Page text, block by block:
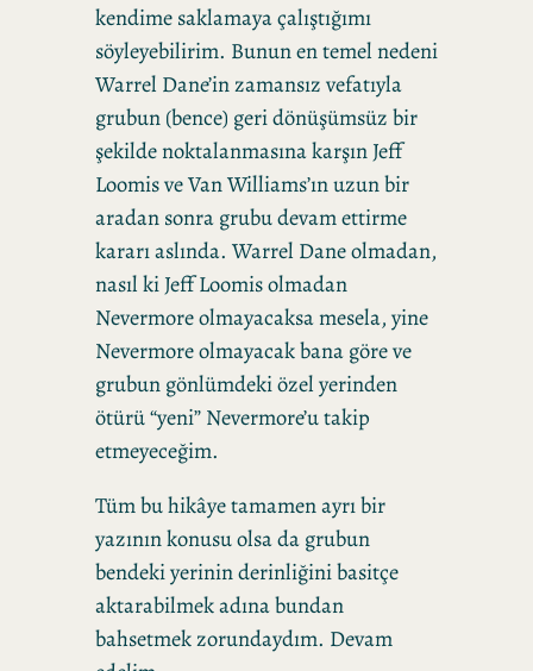
kendime saklamaya çalıştığımı
söyleyebilirim. Bunun en temel nedeni
Warrel Dane’in zamansız vefatıyla
grubun (bence) geri dönüşümsüz bir
şekilde noktalanmasına karşın Jeff
Loomis ve Van Williams’ın uzun bir
aradan sonra grubu devam ettirme
kararı aslında. Warrel Dane olmadan,
nasıl ki Jeff Loomis olmadan
Nevermore olmayacaksa mesela, yine
Nevermore olmayacak bana göre ve
grubun gönlümdeki özel yerinden
ötürü “yeni” Nevermore’u takip
etmeyeceğim.
Tüm bu hikâye tamamen ayrı bir
yazının konusu olsa da grubun
bendeki yerinin derinliğini basitçe
aktarabilmek adına bundan
bahsetmek zorundaydım. Devam